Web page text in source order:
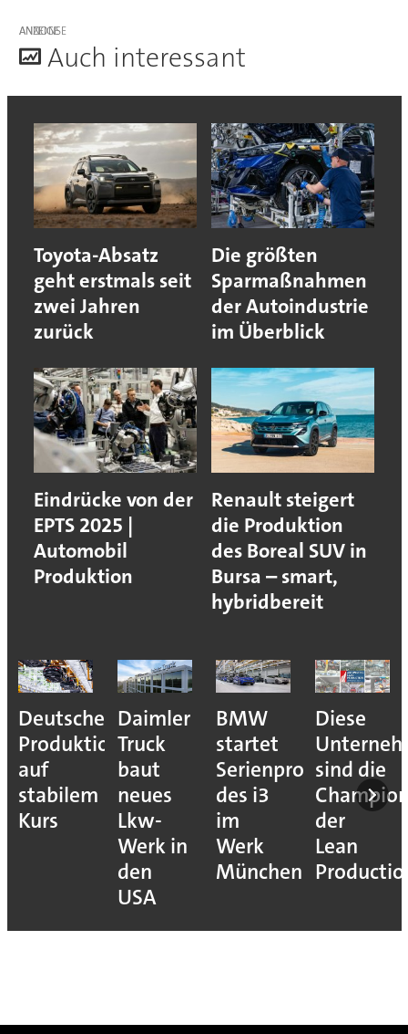
ANZEIGE
Auch interessant
Toyota-Absatz
geht erstmals seit
zwei Jahren
zurück
Die größten
Sparmaßnahmen
der Autoindustrie
im Überblick
Eindrücke von der
EPTS 2025 |
Automobil
Produktion
Renault steigert
die Produktion
des Boreal SUV in
Bursa – smart,
hybridbereit
Deutsche
Produktion
auf
stabilem
Kurs
Daimler
Truck
baut
neues
Lkw-
Werk in
den
USA
BMW
startet
Serienproduktion
des i3
im
Werk
München
Diese
sind die
der
Lean